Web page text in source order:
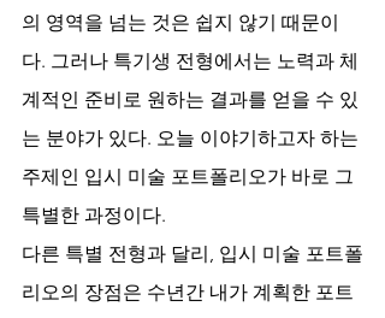
의 영역을 넘는 것은 쉽지 않기 때문이
다. 그러나 특기생 전형에서는 노력과 체
계적인 준비로 원하는 결과를 얻을 수 있
는 분야가 있다. 오늘 이야기하고자 하는
주제인 입시 미술 포트폴리오가 바로 그
특별한 과정이다.
다른 특별 전형과 달리, 입시 미술 포트폴
리오의 장점은 수년간 내가 계획한 포트